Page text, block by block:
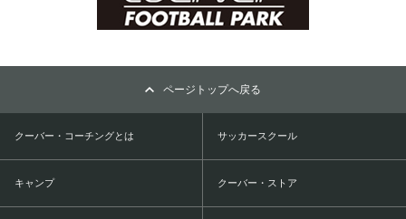
ページトップへ戻る
クーバー・コーチングとは サッカースクール
キャンプ クーバー・ストア